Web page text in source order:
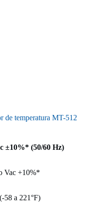
de temperatura MT-512
±10%* (50/60 Hz)
Vac +10%*
58 a 221°F)